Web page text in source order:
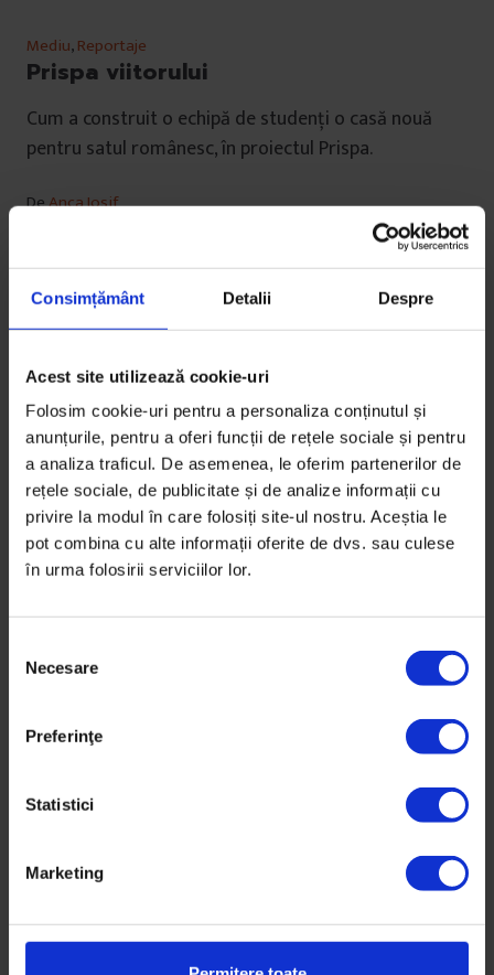
Consimțământ Detalii Despre
Acest site utilizează cookie-uri
Folosim cookie-uri pentru a personaliza conținutul și
anunțurile, pentru a oferi funcții de rețele sociale și pentru
a analiza traficul. De asemenea, le oferim partenerilor de
rețele sociale, de publicitate și de analize informații cu
privire la modul în care folosiți site-ul nostru. Aceștia le
pot combina cu alte informații oferite de dvs. sau culese
în urma folosirii serviciilor lor.
Necesare
Preferinţe
Statistici
Marketing
Mediu,Reportaje
Prispa viitorului
Cum a construit o echipă de studenţi o casă nouă
pentru satul românesc, în proiectul Prispa.
DeAnca Iosif
18 martie 2013
Ţi se mai spune şi Costică?
Ilustrație de
Timp de citire: 7 minute